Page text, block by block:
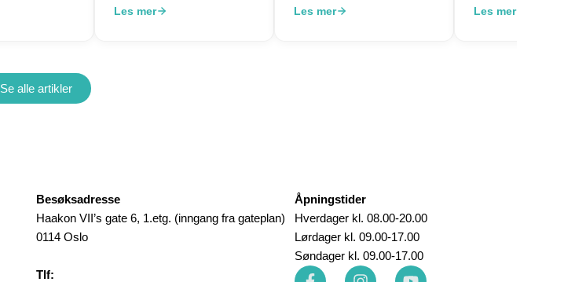
Les mer Les mer Les mer
Se alle artikler
Besøksadresse
Haakon VII’s gate 6, 1.etg. (inngang fra gateplan)
0114 Oslo
Tlf:
Åpningstider
Hverdager kl. 08.00-20.00
Lørdager kl. 09.00-17.00
Søndager kl. 09.00-17.00